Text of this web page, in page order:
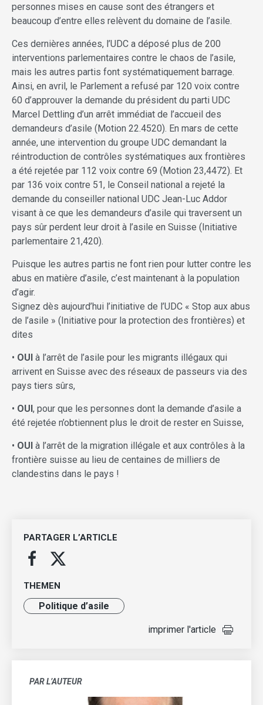
personnes mises en cause sont des étrangers et
beaucoup d’entre elles relèvent du domaine de l’asile.
Ces dernières années, l’UDC a déposé plus de 200
interventions parlementaires contre le chaos de l’asile,
mais les autres partis font systématiquement barrage.
Ainsi, en avril, le Parlement a refusé par 120 voix contre
60 d’approuver la demande du président du parti UDC
Marcel Dettling d’un arrêt immédiat de l’accueil des
demandeurs d’asile (Motion 22.4520). En mars de cette
année, une intervention du groupe UDC demandant la
réintroduction de contrôles systématiques aux frontières
a été rejetée par 112 voix contre 69 (Motion 23,4472). Et
par 136 voix contre 51, le Conseil national a rejeté la
demande du conseiller national UDC Jean-Luc Addor
visant à ce que les demandeurs d’asile qui traversent un
pays sûr perdent leur droit à l’asile en Suisse (Initiative
parlementaire 21,420).
Puisque les autres partis ne font rien pour lutter contre les
abus en matière d’asile, c’est maintenant à la population
d’agir.
Signez dès aujourd’hui l’initiative de l’UDC « Stop aux abus
de l’asile » (Initiative pour la protection des frontières) et
dites
• OUI à l’arrêt de l’asile pour les migrants illégaux qui
arrivent en Suisse avec des réseaux de passeurs via des
pays tiers sûrs,
• OUI, pour que les personnes dont la demande d’asile a
été rejetée n’obtiennent plus le droit de rester en Suisse,
• OUI à l’arrêt de la migration illégale et aux contrôles à la
frontière suisse au lieu de centaines de milliers de
clandestins dans le pays !
PARTAGER L’ARTICLE
THEMEN
Politique d’asile
imprimer l'article
PAR L’AUTEUR